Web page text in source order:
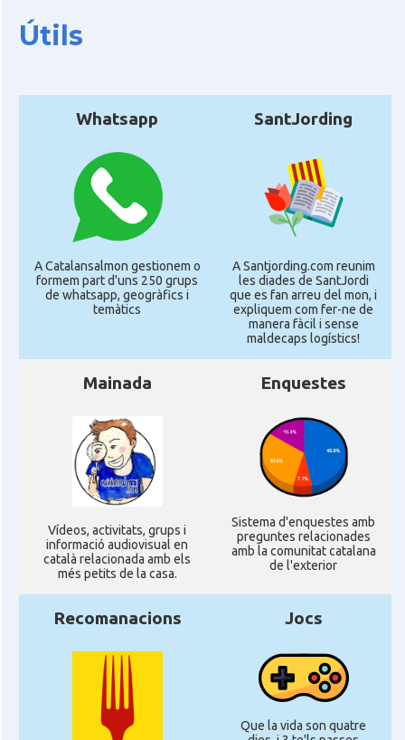
CAMON
Catalans a Glasgow -Escòcia -
Scotland
CAMON Catalans a GUERNSEY
CAMON CATALANS A GUILDFORD
CAMON Catalans a HEREFORD
Catalans a Ipswich
CAMON Catalans a KETTERING
CAMON Catalans a Leeds - Uk
CAMON Catalans a LEICESTER
CAMON Catalans a Lincoln
CAMON Catalans a LIVERPOOL
CAMON CATALANS A LONDON - Londres
CAMON CATALANS A MANCHESTER
Útils
Whatsapp
A Catalansalmon gestionem o
formem part d'uns 250 grups
de whatsapp, geogràfics i
temàtics
SantJording
A Santjording.com reunim
les diades de SantJordi
que es fan arreu del mon, i
expliquem com fer-ne de
manera fàcil i sense
maldecaps logí­stics!
Mainada
Ví­deos, activitats, grups i
informació audiovisual en
català relacionada amb els
més petits de la casa.
Enquestes
Sistema d'enquestes amb
preguntes relacionades
amb la comunitat catalana
de l'exterior
Recomanacions Jocs
Que la vida son quatre